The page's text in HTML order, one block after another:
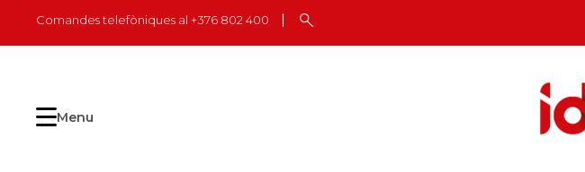
content
Comandes telefòniques al +376 802 400
Menu